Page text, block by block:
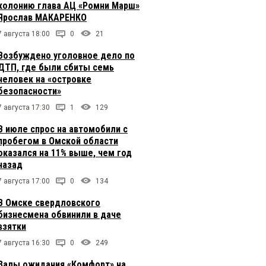
глава АЦ «Ромни Марш»
МАКАРЕНКО
августа 18:00 0 21
уголовное дело по
где были сбиты семь
на «островке
августа 17:30 1 129
июле спрос на автомобили с
в Омской области
на 11% выше, чем год
августа 17:00 0 134
Омске свердловского
обвинили в даче
августа 16:30 0 249